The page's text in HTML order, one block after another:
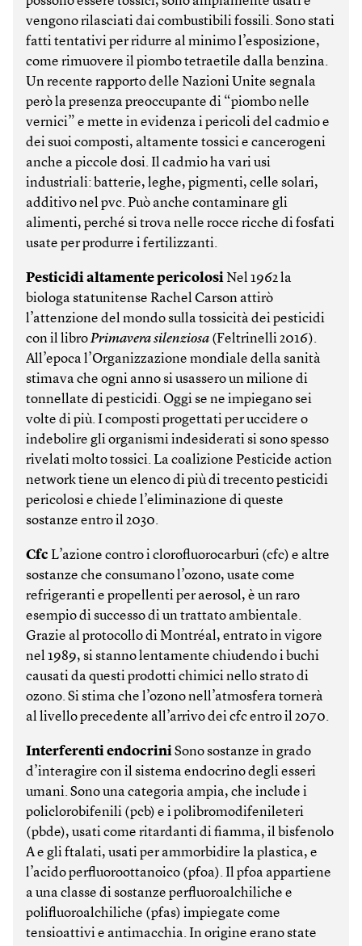
vengono rilasciati dai combustibili fossili. Sono stati
fatti tentativi per ridurre al minimo l’esposizione,
come rimuovere il piombo tetraetile dalla benzina.
Un recente rapporto delle Nazioni Unite segnala
però la presenza preoccupante di “piombo nelle
vernici” e mette in evidenza i pericoli del cadmio e
dei suoi composti, altamente tossici e cancerogeni
anche a piccole dosi. Il cadmio ha vari usi
industriali: batterie, leghe, pigmenti, celle solari,
additivo nel pvc. Può anche contaminare gli
alimenti, perché si trova nelle rocce ricche di fosfati
usate per produrre i fertilizzanti.
Pesticidi altamente pericolosi Nel 1962 la
biologa statunitense Rachel Carson attirò
l’attenzione del mondo sulla tossicità dei pesticidi
con il libroPrimavera silenziosa (Feltrinelli 2016).
All’epoca l’Organizzazione mondiale della sanità
stimava che ogni anno si usassero un milione di
tonnellate di pesticidi. Oggi se ne impiegano sei
volte di più. I composti progettati per uccidere o
indebolire gli organismi indesiderati si sono spesso
rivelati molto tossici. La coalizione Pesticide action
network tiene un elenco di più di trecento pesticidi
pericolosi e chiede l’eliminazione di queste
sostanze entro il 2030.
Cfc L’azione contro i clorofluorocarburi (cfc) e altre
sostanze che consumano l’ozono, usate come
refrigeranti e propellenti per aerosol, è un raro
esempio di successo di un trattato ambientale.
Grazie al protocollo di Montréal, entrato in vigore
nel 1989, si stanno lentamente chiudendo i buchi
causati da questi prodotti chimici nello strato di
ozono. Si stima che l’ozono nell’atmosfera tornerà
al livello precedente all’arrivo dei cfc entro il 2070.
Interferenti endocriniSono sostanze in grado
d’interagire con il sistema endocrino degli esseri
umani. Sono una categoria ampia, che include i
policlorobifenili (pcb) e i polibromodifenileteri
(pbde), usati come ritardanti di fiamma, il bisfenolo
A e gli ftalati, usati per ammorbidire la plastica, e
l’acido perfluoroottanoico (pfoa). Il pfoa appartiene
a una classe di sostanze perfluoroalchiliche e
polifluoroalchiliche (pfas) impiegate come
tensioattivi e antimacchia. In origine erano state